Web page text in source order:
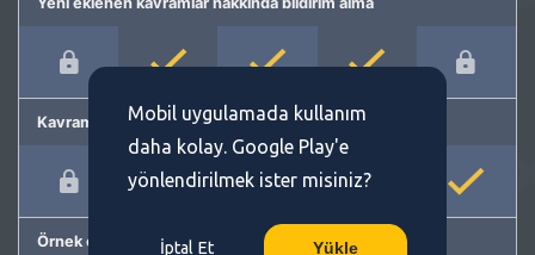
Kavram önerme
Örnek cümleler
Mobil uygulamada kullanım
daha kolay. Google Play'e
yönlendirilmek ister misiniz?
İptal Et Yükle